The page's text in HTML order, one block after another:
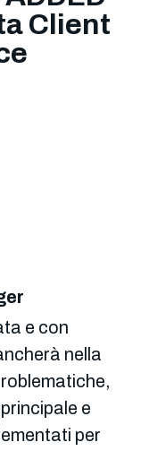
Client
e con
nella
e
per